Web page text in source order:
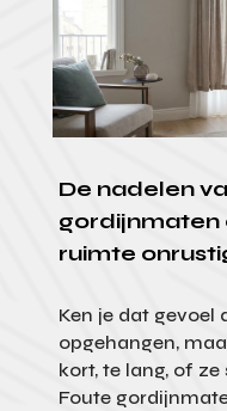
De nadelen
gordijnmaten
ruimte
Ken je dat gevoel
opgehangen,
kort, te lang, of
Foute